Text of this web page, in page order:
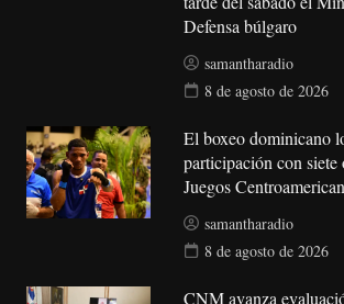
Defensa búlgaro
samantharadio
8 de agosto de 2026
El boxeo dominicano
participación con siete
Juegos
samantharadio
8 de agosto de 2026
CNM avanza